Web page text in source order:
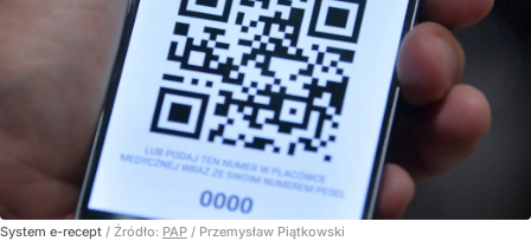
System e-recept / Źródło: PAP / Przemysław Piątkowski